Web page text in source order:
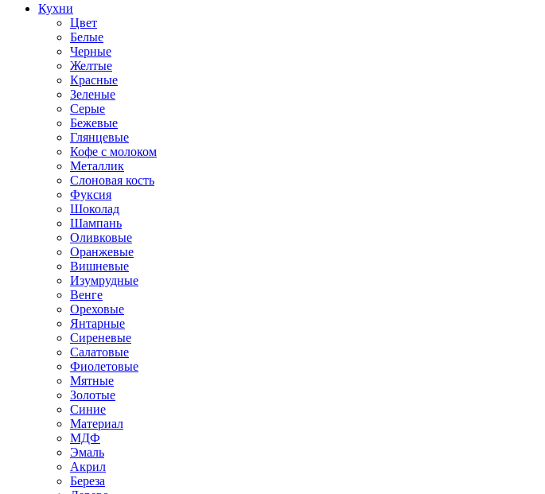
Кухни
Цвет
Белые
Черные
Желтые
Красные
Зеленые
Серые
Бежевые
Глянцевые
Кофе с молоком
Металлик
Слоновая кость
Фуксия
Шоколад
Шампань
Оливковые
Оранжевые
Вишневые
Изумрудные
Венге
Ореховые
Янтарные
Сиреневые
Салатовые
Фиолетовые
Мятные
Золотые
Синие
Материал
МДФ
Эмаль
Акрил
Береза